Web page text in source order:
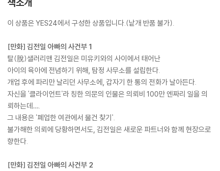
이 상품은 YES24에서 구성한 상품입니다.(낱개 반품 불가).
[만화] 김전일 아빠의 사건부 1
탈(脫)샐러리맨 김전일은 미유키와의 사이에서 태어난
아이의 육아에 전념하기 위해, 탐정 사무소를 설립한다.
개업 후에 파리만 날리던 사무소에, 갑자기 한 통의 전화가 날아든다.
자신을 '클라이언트'라 칭한 의문의 인물은 의뢰비 100만 엔짜리 일을 의
뢰하는데….
그 내용은 '폐업한 여관에서 물건 찾기'.
불가해한 의뢰에 당황하면서도, 김전일은 새로운 파트너와 함께 현장으로
향한다.
[만화] 김전일 아빠의 사건부 2